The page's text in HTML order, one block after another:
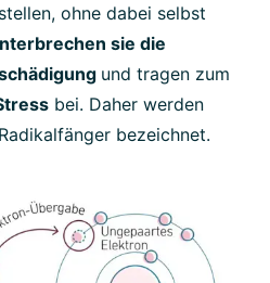
ohne dabei selbst
sie die
und tragen zum
bei. Daher werden
bezeichnet.